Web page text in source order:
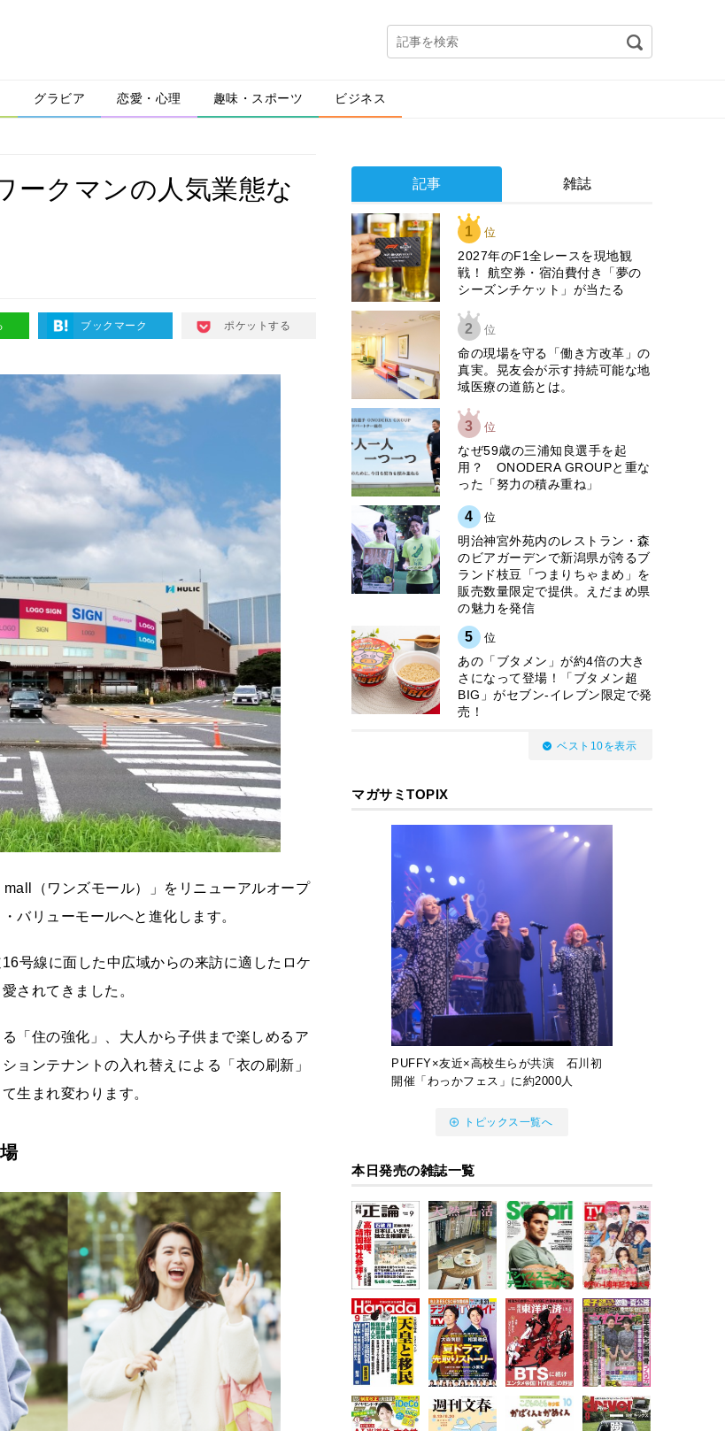
グラビア 恋愛・心理 趣味・スポーツ ビジネス
ークマンの人気業態な
ブックマーク ポケットする
（ワンズモール）」をリニューアルオープ
バリューモールへと進化します。
号線に面した中広域からの来訪に適したロケ
されてきました。
「住の強化」、大人から子供まで楽しめるア
ョンテナントの入れ替えによる「衣の刷新」
生まれ変わります。
記事 雑誌
1 位
2027年のF1全レースを現地観
戦！ 航空券・宿泊費付き「夢の
シーズンチケット」が当たる
2 位
​命の現場を守る「働き方改革」の
真実。晃友会が示す持続可能な地
域医療の道筋とは。
3 位
なぜ59歳の三浦知良選手を起
用？ ONODERA GROUPと重な
った「努力の積み重ね」
4 位
明治神宮外苑内のレストラン・森
のビアガーデンで新潟県が誇るブ
ランド枝豆「つまりちゃまめ」を
販売数量限定で提供。えだまめ県
の魅力を発信
5 位
あの「ブタメン」が約4倍の大き
さになって登場！「ブタメン超
BIG」がセブン‐イレブン限定で発
売！
ベスト10を表示
マガサミTOPIX
PUFFY×友近×高校生らが共演 石川初
開催「わっかフェス」に約2000人
トピックス一覧へ
本日発売の雑誌一覧